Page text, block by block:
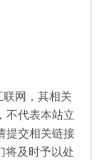
联网，其相关
不代表本站立
提交相关链接
将及时予以处